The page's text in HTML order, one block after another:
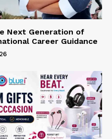
Next Generation of
Career Guidance